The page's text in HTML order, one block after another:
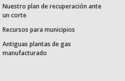
Nuestro plan de recuperación ante
un corte
Recursos para municipios
Antiguas plantas de gas
manufacturado